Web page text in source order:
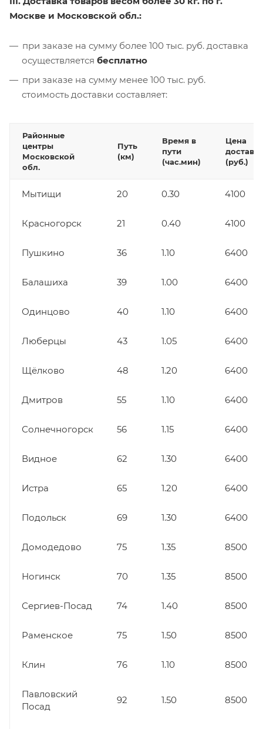
Москве и Московской обл.:
при заказе на сумму более 100 тыс. руб. доставка
осуществляется бесплатно
при заказе на сумму менее 100 тыс. руб.
стоимость доставки составляет:
Районные
центры
Московской
обл.
Путь
(км)
Время в
пути
(час.мин)
Цена
(руб.)
Мытищи 20 0.30 4100
Красногорск 21 0.40 4100
Пушкино 36 1.10 6400
Балашиха 39 1.00 6400
Одинцово 40 1.10 6400
Люберцы 43 1.05 6400
Щёлково 48 1.20 6400
Дмитров 55 1.10 6400
Солнечногорск 56 1.15 6400
Видное 62 1.30 6400
Истра 65 1.20 6400
Подольск 69 1.30 6400
Домодедово 75 1.35 8500
Ногинск 70 1.35 8500
Сергиев-Посад 74 1.40 8500
Раменское 75 1.50 8500
Клин 76 1.10 8500
Павловский
Посад
92 1.50 8500